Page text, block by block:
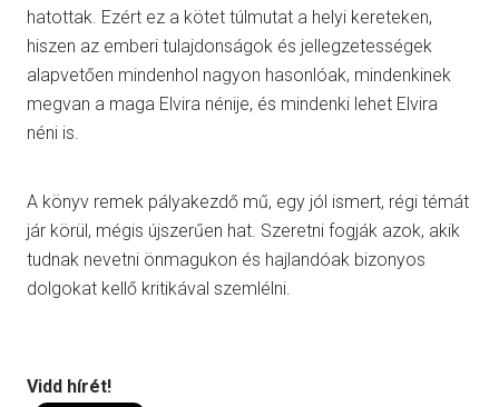
hatottak. Ezért ez a kötet túlmutat a helyi kereteken,
hiszen az emberi tulajdonságok és jellegzetességek
alapvetően mindenhol nagyon hasonlóak, mindenkinek
megvan a maga Elvira nénije, és mindenki lehet Elvira
néni is.
A könyv remek pályakezdő mű, egy jól ismert, régi témát
jár körül, mégis újszerűen hat. Szeretni fogják azok, akik
tudnak nevetni önmagukon és hajlandóak bizonyos
dolgokat kellő kritikával szemlélni.
Vidd hírét!